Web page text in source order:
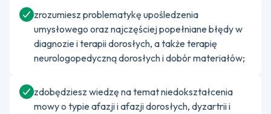
zrozumiesz problematykę upośledzenia
umysłowego oraz najczęściej popełniane błędy w
diagnozie i terapii dorosłych, a także terapię
neurologopedyczną dorosłych i dobór materiałów;
zdobędziesz wiedzę na temat niedokształcenia
mowy o typie afazji i afazji dorosłych, dyzartrii i